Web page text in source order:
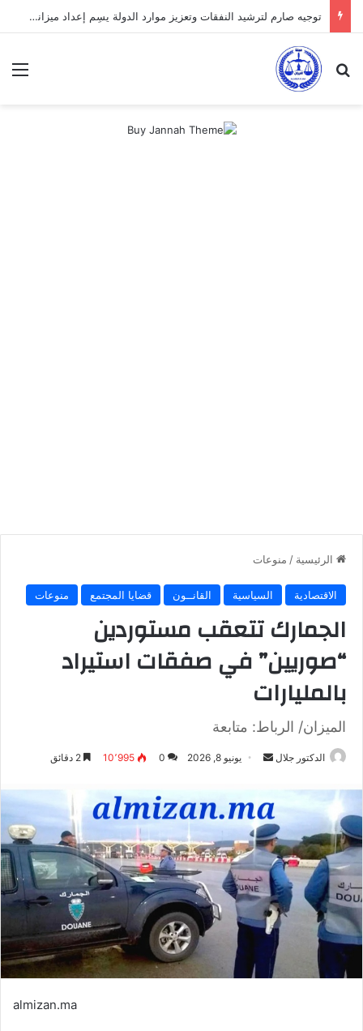
توجيه صارم لترشيد النفقات وتعزيز موارد الدولة يسِم إعداد ميزانية 2027
بحث عن
الرئيسية / منوعات
الاقتصادية السياسية القانــون قضايا المجتمع منوعات
الجمارك تتعقب مستوردين
“صوريين” في صفقات استيراد
بالمليارات
الميزان/ الرباط: متابعة
الدكتور جلال
أرسل يونيو 8, 2026 0 10٬995
almizan.ma